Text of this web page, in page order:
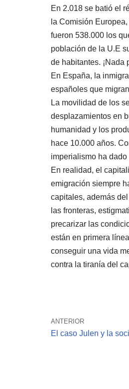
En 2.018 se batió el
la Comisión
fueron 538.000 los
población de la U.E
de habitantes. ¡Nada
En España, la
españoles que
La movilidad de los
desplazamientos en
humanidad y los
hace 10.000 años.
imperialismo ha
En realidad, el
emigración siempre
capitales, además
las fronteras,
precarizar las
están en primera
conseguir una vida
contra la tiranía del
ANTERIOR
El caso Julen y la